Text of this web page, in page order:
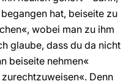
hat, beiseite zu
wobei man zu ihm
glaube, dass du da nicht
beiseite nehmen«
Denn